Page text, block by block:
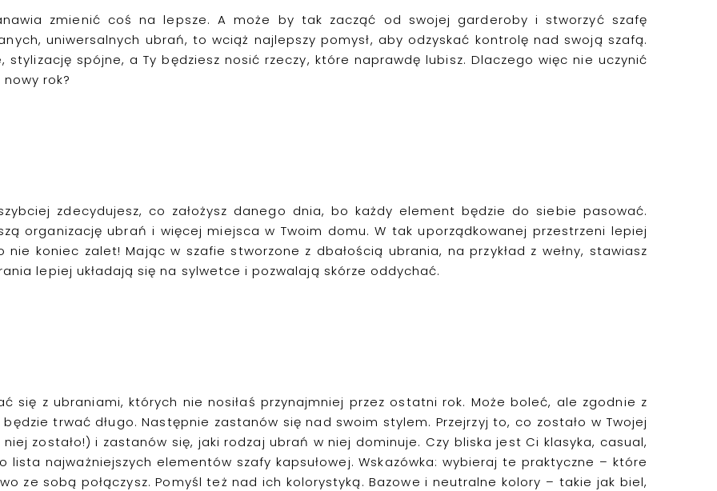
zmienić coś na lepsze. A może by tak zacząć od swojej garderoby i stworzyć szafę
uniwersalnych ubrań, to wciąż najlepszy pomysł, aby odzyskać kontrolę nad swoją szafą.
stylizację spójne, a Ty będziesz nosić rzeczy, które naprawdę lubisz. Dlaczego więc nie uczynić
rok?
zdecydujesz, co założysz danego dnia, bo każdy element będzie do siebie pasować.
organizację ubrań i więcej miejsca w Twoim domu. W tak uporządkowanej przestrzeni lepiej
nie koniec zalet!Mając w szafie stworzone z dbałością ubrania, na przykład z wełny, stawiasz
lepiej układają się na sylwetce i pozwalają skórze oddychać.
się z ubraniami, których nie nosiłaś przynajmniej przez ostatni rok. Może boleć, ale zgodnie z
trwać długo. Następnie zastanów się nad swoim stylem. Przejrzyj to, co zostało w Twojej
niej zostało!) i zastanów się, jaki rodzaj ubrań w niej dominuje. Czy bliska jest Ci klasyka, casual,
lista najważniejszych elementów szafykapsułowej. Wskazówka: wybieraj te praktyczne – które
ze sobą połączysz.Pomyśl też nad ich kolorystyką. Bazowe i neutralne kolory – takie jak biel,